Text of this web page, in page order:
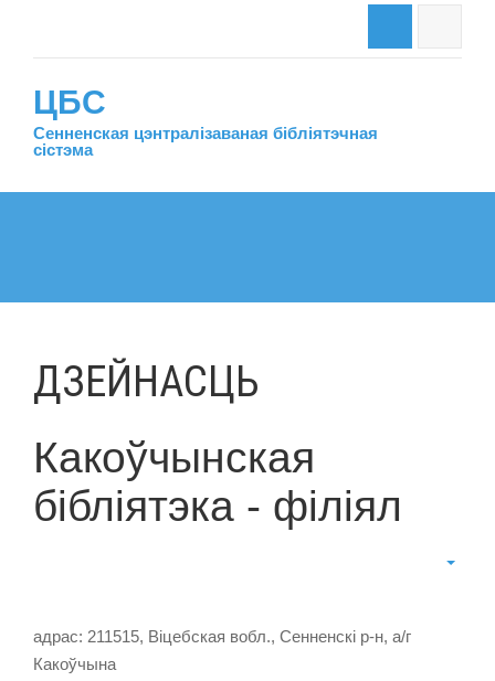
ЦБС
Сенненская цэнтралiзаваная бiблiятэчная
сiстэма
ДЗЕЙНАСЦЬ
Какоўчынская
бібліятэка - філіял
адрас: 211515, Віцебская вобл., Сенненскі р-н, а/г
Какоўчына